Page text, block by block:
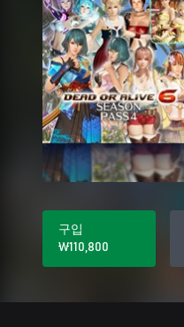
구입
₩110,800